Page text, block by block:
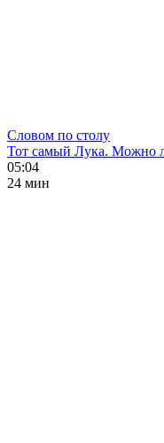
Словом по столу
Тот самый Лука. Можно
05:04
24 мин